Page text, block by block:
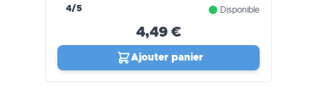
4/5 Disponible
4,49 €
Ajouter panier